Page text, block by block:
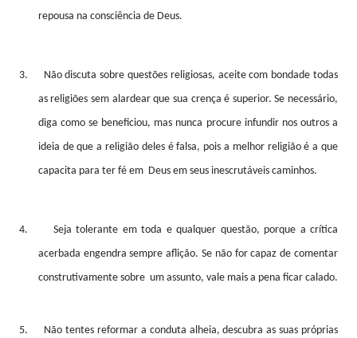
repousa na consciência de Deus.
3.
Não discuta sobre questões religiosas, aceite com bondade todas
as religiões sem alardear que sua crença é superior. Se necessário,
diga como se beneficiou, mas nunca procure infundir nos outros a
ideia de que a religião deles é falsa, pois a melhor religião é a que
capacita para ter fé em Deus em seus inescrutáveis caminhos.
4.
Seja tolerante em toda e qualquer questão, porque a crítica
acerbada engendra sempre aflição. Se não for capaz de comentar
construtivamente sobre um assunto, vale mais a pena ficar calado.
5.
Não tentes reformar a conduta alheia, descubra as suas próprias